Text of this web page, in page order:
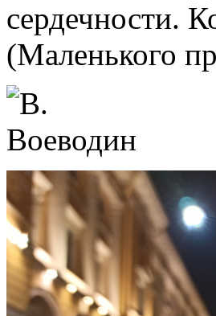
сердечности.
(Маленького